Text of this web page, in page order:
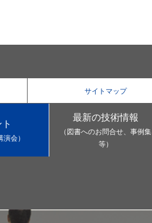
サイトマップ
演会）
最新の技術情報
（図書へのお問合せ、事例集
等）